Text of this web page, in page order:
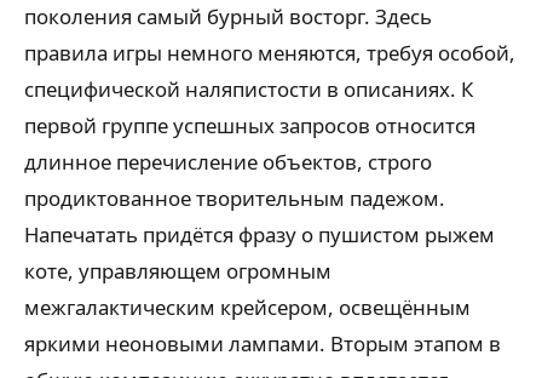
поколения самый бурный восторг. Здесь
правила игры немного меняются, требуя особой,
специфической наляпистости в описаниях. К
первой группе успешных запросов относится
длинное перечисление объектов, строго
продиктованное творительным падежом.
Напечатать придётся фразу о пушистом рыжем
коте, управляющем огромным
межгалактическим крейсером, освещённым
яркими неоновыми лампами. Вторым этапом в